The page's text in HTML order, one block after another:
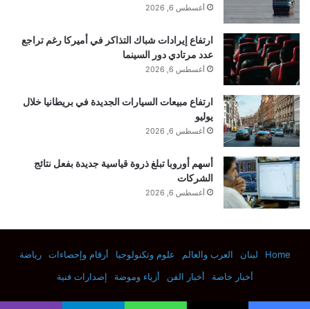
الآراء والمعلومات الواردة في هذا المقال لا تعبر
بالضرورة عن رأي موقع “yalebnan.org”،
والمسؤولية الكاملة تقع على عاتق المصدر الأصلي.
ملاحظة:قد يتم استخدام الترجمة الآلية في بعض الأحيان لتوفير
هذا المحتوى.
yalebnan.org — زوبين ميهتا يلغي جميع مشاريعه
في إسرائيل احتجاجا على جرائم الحرب بحق
الفلسطينيين
شارك هذا الموضوع:
فيس بوك
أغسطس 6, 2026
ارتفاع إيرادات شباك التذاكر في أميركا رغم تراجع
عدد مرتادي دور السينما
أغسطس 6, 2026
ارتفاع مبيعات السيارات الجديدة في بريطانيا خلال
يوليو
أغسطس 6, 2026
أسهم أوروبا تبلغ ذروة قياسية جديدة بفعل نتائج
الشركات
أغسطس 6, 2026
Home لبنان العرب والعالم علوم وتكنولوجيا أرقام وإحصاءات
رياضة
أخبار خاصة
أخبار الفن أزياء وموضة إصدارات فنية